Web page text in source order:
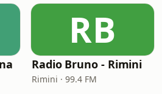
RB
Radio Bruno - Rimini
Rimini · 99.4 FM